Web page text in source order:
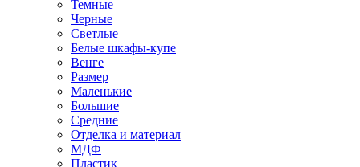
Темные
Черные
Светлые
Белые шкафы-купе
Венге
Размер
Маленькие
Большие
Средние
Отделка и материал
МДФ
Пластик